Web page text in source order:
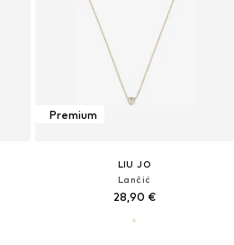
Premium
LIU JO
Lančić
28,90 €